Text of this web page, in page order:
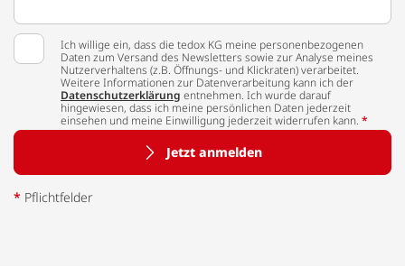
Ich willige ein, dass die tedox KG meine personenbezogenen
Daten zum Versand des Newsletters sowie zur Analyse meines
Nutzerverhaltens (z.B. Öffnungs- und Klickraten) verarbeitet.
Weitere Informationen zur Datenverarbeitung kann ich der
Datenschutzerklärung entnehmen. Ich wurde darauf
hingewiesen, dass ich meine persönlichen Daten jederzeit
einsehen und meine Einwilligung jederzeit widerrufen kann. *
Jetzt anmelden
* Pflichtfelder